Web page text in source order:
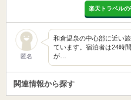
楽天トラベル
匿名
和倉温泉の中心部に近い
ています。宿泊者は24時
が…
関連情報から探す